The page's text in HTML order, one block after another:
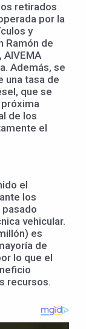
retirados
por la
y
Ramón de
AIVEMA
Además, se
una tasa de
que se
de los
el
el
los
vehicular.
es
de
lo que el
recursos.